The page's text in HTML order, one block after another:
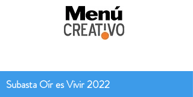
Subasta Oír es Vivir 2022